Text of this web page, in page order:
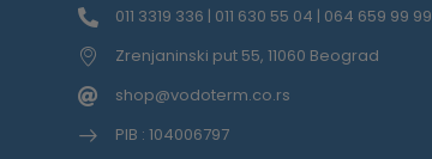
011 3319 336 | 011 630 55 04 | 064 659 99 99
Zrenjaninski put 55, 11060 Beograd
shop@vodoterm.co.rs
PIB : 104006797